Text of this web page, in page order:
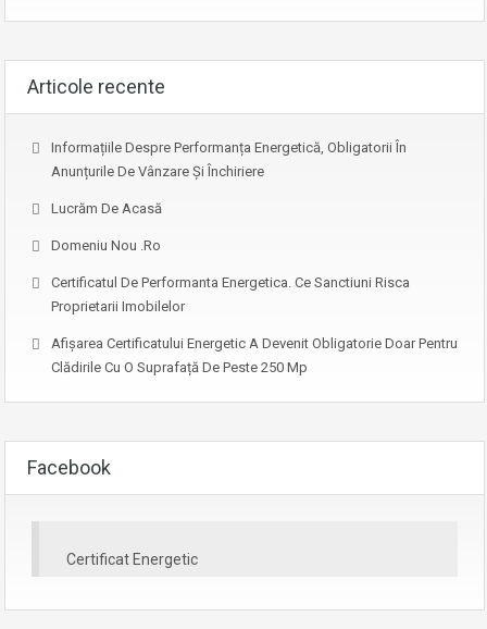
Articole recente
Informațiile Despre Performanța Energetică, Obligatorii În
Anunțurile De Vânzare Și Închiriere
Lucrăm De Acasă
Domeniu Nou .ro
Certificatul De Performanta Energetica. Ce Sanctiuni Risca
Proprietarii Imobilelor
Afişarea Certificatului Energetic A Devenit Obligatorie Doar Pentru
Clădirile Cu O Suprafață De Peste 250 Mp
Facebook
Certificat Energetic